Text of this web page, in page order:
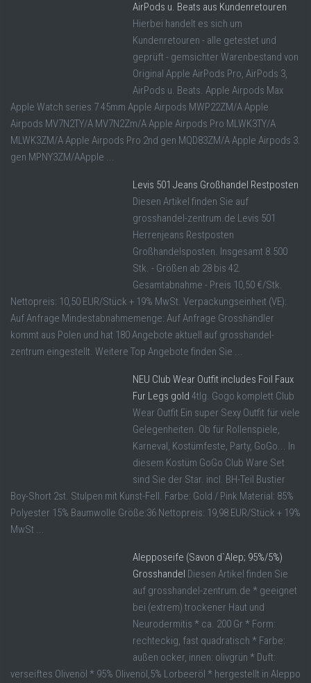
AirPods u. Beats aus Kundenretouren
Hierbei handelt es sich um
Kundenretouren - alle getestet und
geprüft - gemsichter Warenbestand von
Original Apple AirPods Pro, AirPods 3,
AirPods u. Beats. Apple Airpods Max
Apple Watch series 7 45mm Apple Airpods MWP22ZM/A Apple
Airpods MV7N2TY/A MV7N2Zm/A Apple Airpods Pro MLWK3TY/A
MLWK3ZM/A Apple Airpods Pro 2nd gen MQD83ZM/A Apple Airpods 3.
gen MPNY3ZM/AApple ...
Levis 501 Jeans Großhandel Restposten
Diesen Artikel finden Sie auf
grosshandel-zentrum.de Levis 501
Herrenjeans Restposten
Großhandelsposten. Insgesamt 8.500
Stk. - Größen ab 28 bis 42.
Gesamtabnahme - Preis 10,50 €/Stk.
Nettopreis: 10,50 EUR/Stück + 19% MwSt. Verpackungseinheit (VE):
Auf Anfrage Mindestabnahmemenge: Auf Anfrage Grosshändler
kommt aus Polen und hat 180 Angebote aktuell auf grosshandel-
zentrum eingestellt. Weitere Top Angebote finden Sie ...
NEU Club Wear Outfit includes Foil Faux
Fur Legs gold 4tlg. Gogo komplett Club
Wear Outfit Ein super Sexy Outfit für viele
Gelegenheiten. Ob für Rollenspiele,
Karneval, Kostümfeste, Party, GoGo... In
diesem Kostüm GoGo Club Ware Set
sind Sie der Star. incl. BH-Teil Bustier
Boy-Short 2st. Stulpen mit Kunst-Fell. Farbe: Gold / Pink Material: 85%
Polyester 15% Baumwolle Größe:36 Nettopreis: 19,98 EUR/Stück + 19%
MwSt ...
Alepposeife (Savon d`Alep; 95%/5%)
Grosshandel Diesen Artikel finden Sie
auf grosshandel-zentrum.de * geeignet
bei (extrem) trockener Haut und
Neurodermitis * ca. 200 Gr * Form:
rechteckig, fast quadratisch * Farbe:
außen ocker, innen: olivgrün * Duft:
verseiftes Olivenöl * 95% Olivenöl,5% Lorbeeröl * hergestellt in Aleppo